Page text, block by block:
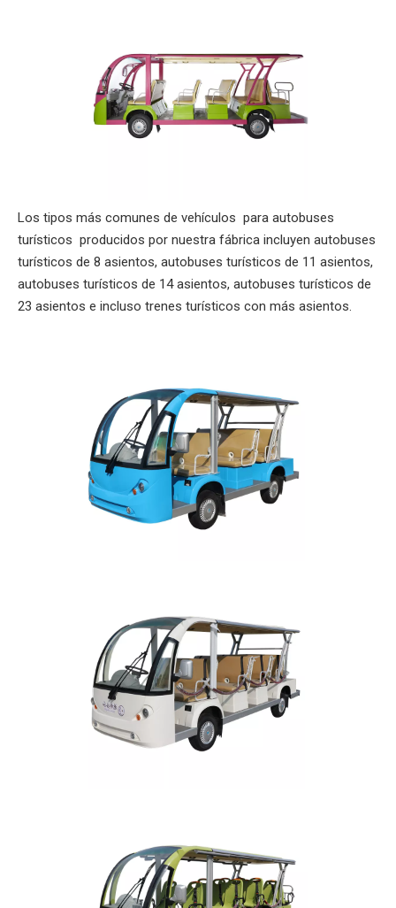
Los tipos más comunes de vehículos para autobuses
turísticos producidos por nuestra fábrica incluyen autobuses
turísticos de 8 asientos, autobuses turísticos de 11 asientos,
autobuses turísticos de 14 asientos, autobuses turísticos de
23 asientos e incluso trenes turísticos con más asientos.